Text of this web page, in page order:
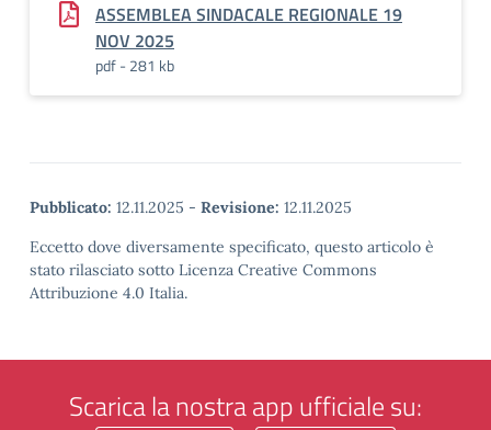
ASSEMBLEA SINDACALE REGIONALE 19
NOV 2025
pdf - 281 kb
Pubblicato: 12.11.2025 - Revisione: 12.11.2025
Eccetto dove diversamente specificato, questo articolo è
stato rilasciato sotto Licenza Creative Commons
Attribuzione 4.0 Italia.
Scarica la nostra app ufficiale su: